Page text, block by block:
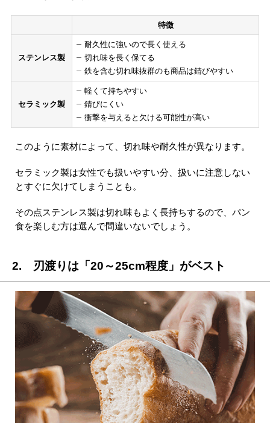
特徴
ステンレス製
耐久性に強いので長く使える
切れ味を長く保てる
鉄を含む切れ味抜群のも商品は錆びやすい
セラミック製
軽くて持ちやすい
錆びにくい
衝撃を与えると欠ける可能性が高い
このように素材によって、切れ味や耐久性が異なります。
セラミック製は女性でも扱いやすい分、扱いに注意しない
とすぐに欠けてしまうことも。
その点ステンレス製は切れ味もよく長持ちするので、パン
食を楽しむ方は選んで間違いないでしょう。
2. 刃渡りは「20～25cm程度」がベスト